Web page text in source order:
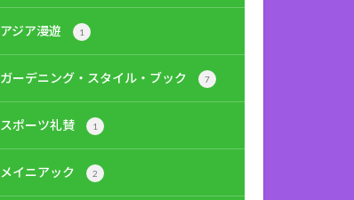
アジア漫遊 1
ガーデニング・スタイル・ブック 7
スポーツ礼賛 1
メイニアック 2